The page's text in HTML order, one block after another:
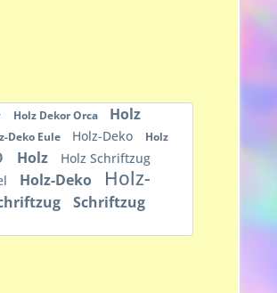
Holz Dekor Orca
Holz
Deko Eule Holz-Deko
Holz
Holz
Holz Schriftzug
Holz-Deko
Holz-
Schriftzug